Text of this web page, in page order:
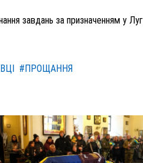
завдань за призначенням у
#ПРОЩАННЯ